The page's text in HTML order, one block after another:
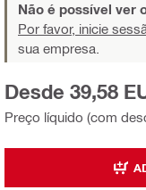
Não é possível ver
Por favor, inicie
sua empresa.
Preço líquido (com
Desde 39,58